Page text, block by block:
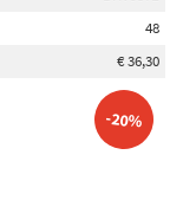
48
€ 36,30
-20%